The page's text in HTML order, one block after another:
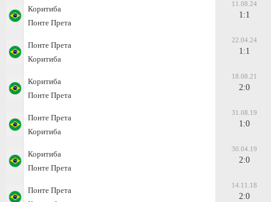
Коритиба
Понте Прета
11.08.24
1:1
Понте Прета
Коритиба
22.04.24
1:1
Коритиба
Понте Прета
18.08.21
2:0
Понте Прета
Коритиба
31.08.19
1:0
Коритиба
Понте Прета
30.04.19
2:0
Понте Прета
14.11.18
2:0